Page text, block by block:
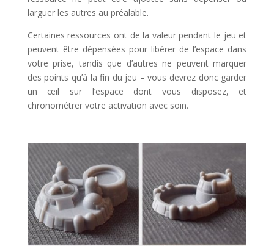
larguer les autres au préalable.
Certaines ressources ont de la valeur pendant le jeu et
peuvent être dépensées pour libérer de l’espace dans
votre prise, tandis que d’autres ne peuvent marquer
des points qu’à la fin du jeu – vous devrez donc garder
un œil sur l’espace dont vous disposez, et
chronométrer votre activation avec soin.